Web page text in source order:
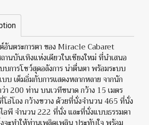
อันตระการตา ของ Miracle Cabaret
นบันเทิงแห่งเดียวในเชียงใหม่ ที่นำเสนอ
การโชว์สุดอลังการ น่าตื่นตา พร้อมระบบ
บ เต็มอิ่มกับการแสดงหลากหลาย จากนัก
า 200 ท่าน บนเวทีขนาด กว้าง 15 เมตร
โอ่โถง กว้างขวาง ด้วยที่นั่งจำนวน 465 ที่นั่ง
พี จำนวน 222 ที่นั่ง และที่นั่งแบบธรรมดา